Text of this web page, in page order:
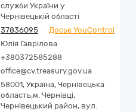
служби України у
Чернівецькій області
37836095
Досьє YouControl
Юлія Гаврілова
+380372585288
office@cv.treasury.gov.ua
58001, Україна, Чернівецька
область,м. Чернівці,
Чернівецький район, вул.